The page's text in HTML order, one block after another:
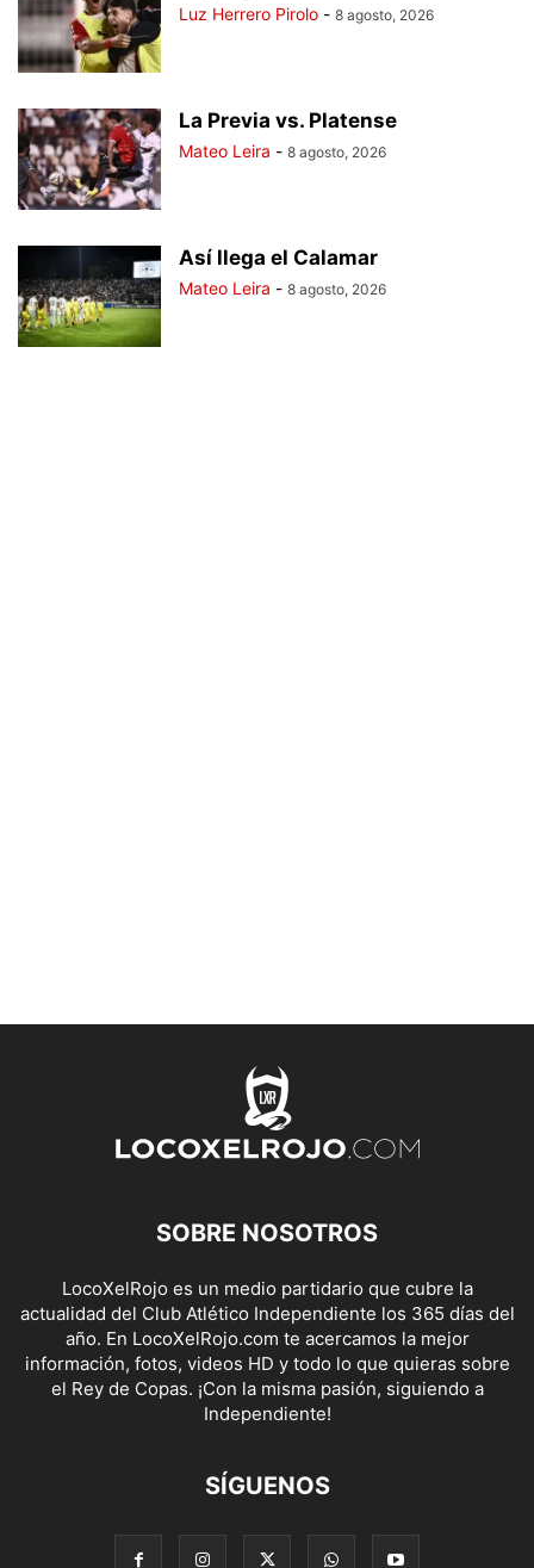
Luz Herrero Pirolo - 8 agosto, 2026
La Previa vs. Platense
Mateo Leira - 8 agosto, 2026
Así llega el Calamar
Mateo Leira - 8 agosto, 2026
SOBRE NOSOTROS
LocoXelRojo es un medio partidario que cubre la
actualidad del Club Atlético Independiente los 365 días del
año. En LocoXelRojo.com te acercamos la mejor
información, fotos, videos HD y todo lo que quieras sobre
el Rey de Copas. ¡Con la misma pasión, siguiendo a
Independiente!
SÍGUENOS